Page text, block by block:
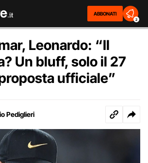
ABBONATI
2
Leonardo: “Il
Un bluff, solo il 27
ufficiale”
Pediglieri